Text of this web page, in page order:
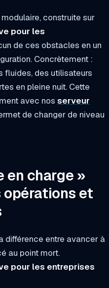
construite sur
pour les
de ces obstacles en un
Concrètement :
fluides, des utilisateurs
en pleine nuit. Cette
avec nos serveur
de changer de niveau
en charge »
opérations et
différence entre avancer à
au point mort.
pour les entreprises